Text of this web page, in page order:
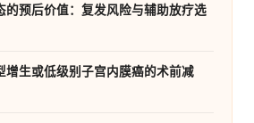
的预后价值：复发风险与辅助放疗选
增生或低级别子宫内膜癌的术前减